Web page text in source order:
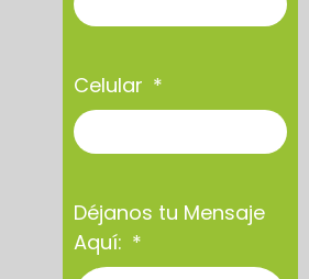
Celular
Déjanos tu Mensaje
Aquí: